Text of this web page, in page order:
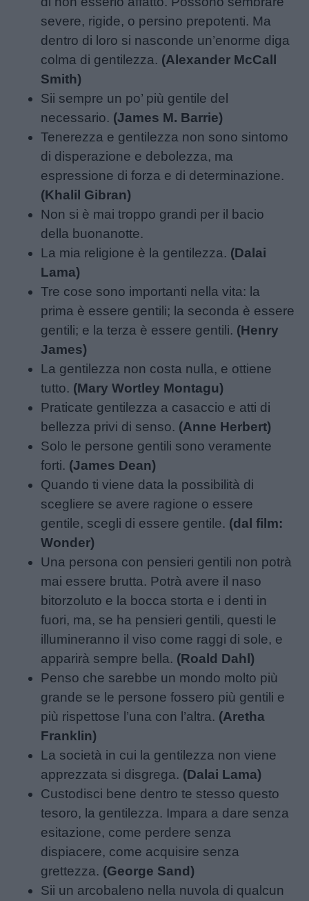
severe, rigide, o persino prepotenti. Ma
dentro di loro si nasconde un’enorme diga
colma di gentilezza. (Alexander McCall
Smith)
Sii sempre un po’ più gentile del
necessario. (James M. Barrie)
Tenerezza e gentilezza non sono sintomo
di disperazione e debolezza, ma
espressione di forza e di determinazione.
(Khalil Gibran)
Non si è mai troppo grandi per il bacio
della buonanotte.
La mia religione è la gentilezza. (Dalai
Lama)
Tre cose sono importanti nella vita: la
prima è essere gentili; la seconda è essere
gentili; e la terza è essere gentili. (Henry
James)
La gentilezza non costa nulla, e ottiene
tutto. (Mary Wortley Montagu)
Praticate gentilezza a casaccio e atti di
bellezza privi di senso. (Anne Herbert)
Solo le persone gentili sono veramente
forti. (James Dean)
Quando ti viene data la possibilità di
scegliere se avere ragione o essere
gentile, scegli di essere gentile. (dal film:
Wonder)
Una persona con pensieri gentili non potrà
mai essere brutta. Potrà avere il naso
bitorzoluto e la bocca storta e i denti in
fuori, ma, se ha pensieri gentili, questi le
illumineranno il viso come raggi di sole, e
apparirà sempre bella. (Roald Dahl)
Penso che sarebbe un mondo molto più
grande se le persone fossero più gentili e
più rispettose l’una con l’altra. (Aretha
Franklin)
La società in cui la gentilezza non viene
apprezzata si disgrega. (Dalai Lama)
Custodisci bene dentro te stesso questo
tesoro, la gentilezza. Impara a dare senza
esitazione, come perdere senza
dispiacere, come acquisire senza
grettezza. (George Sand)
Sii un arcobaleno nella nuvola di qualcun